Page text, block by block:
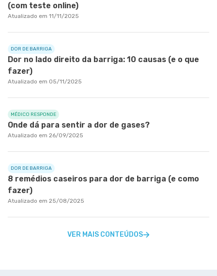
(com teste online)
Atualizado em 11/11/2025
DOR DE BARRIGA
Dor no lado direito da barriga: 10 causas (e o que
fazer)
Atualizado em 05/11/2025
MÉDICO RESPONDE
Onde dá para sentir a dor de gases?
Atualizado em 26/09/2025
DOR DE BARRIGA
8 remédios caseiros para dor de barriga (e como
fazer)
Atualizado em 25/08/2025
VER MAIS CONTEÚDOS